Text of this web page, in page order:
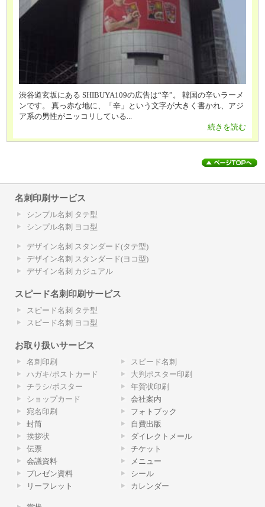
渋谷道玄坂にある SHIBUYA109の広告は“辛”。 韓国の辛いラーメ
ンです。 真っ赤な地に、「辛」という文字が大きく書かれ、アジ
ア系の男性がニッコリしている...
続きを読む
名刺印刷サービス
シンプル名刺 タテ型
シンプル名刺 ヨコ型
デザイン名刺 スタンダード(タテ型)
デザイン名刺 スタンダード(ヨコ型)
デザイン名刺 カジュアル
スピード名刺印刷サービス
スピード名刺 タテ型
スピード名刺 ヨコ型
お取り扱いサービス
名刺印刷
ハガキ/ポストカード
チラシ/ポスター
ショップカード
宛名印刷
封筒
挨拶状
伝票
会議資料
プレゼン資料
リーフレット
スピード名刺
大判ポスター印刷
年賀状印刷
会社案内
フォトブック
自費出版
ダイレクトメール
チケット
メニュー
シール
カレンダー